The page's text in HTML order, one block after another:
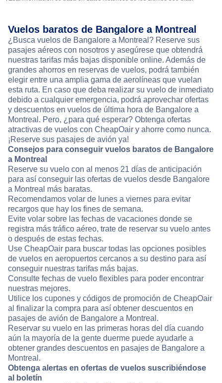
Vuelos baratos de Bangalore a Montreal
¿Busca vuelos de Bangalore a Montreal? Reserve sus
pasajes aéreos con nosotros y asegúrese que obtendrá
nuestras tarifas más bajas disponible online. Además de
grandes ahorros en reservas de vuelos, podrá también
elegir entre una amplia gama de aerolíneas que vuelan
esta ruta. En caso que deba realizar su vuelo de inmediato
debido a cualquier emergencia, podrá aprovechar ofertas
y descuentos en vuelos de última hora de Bangalore a
Montreal. Pero, ¿para qué esperar? Obtenga ofertas
atractivas de vuelos con CheapOair y ahorre como nunca.
¡Reserve sus pasajes de avión ya!
Consejos para conseguir vuelos baratos de Bangalore
a Montreal
Reserve su vuelo con al menos 21 días de anticipación
para así conseguir las ofertas de vuelos desde Bangalore
a Montreal más baratas.
Recomendamos volar de lunes a viernes para evitar
recargos que hay los fines de semana.
Evite volar sobre las fechas de vacaciones donde se
registra más tráfico aéreo, trate de reservar su vuelo antes
o después de estas fechas.
Use CheapOair para buscar todas las opciones posibles
de vuelos en aeropuertos cercanos a su destino para así
conseguir nuestras tarifas más bajas.
Consulte fechas de vuelo flexibles para poder encontrar
nuestras mejores.
Utilice los cupones y códigos de promoción de CheapOair
al finalizar la compra para así obtener descuentos en
pasajes de avión de Bangalore a Montreal.
Reservar su vuelo en las primeras horas del día cuando
aún la mayoría de la gente duerme puede ayudarle a
obtener grandes descuentos en pasajes de Bangalore a
Montreal.
Obtenga alertas en ofertas de vuelos suscribiéndose
al boletín